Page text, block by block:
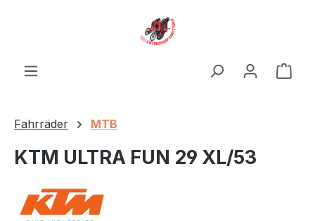
Fahrräder MTB
KTM ULTRA FUN 29 XL/53